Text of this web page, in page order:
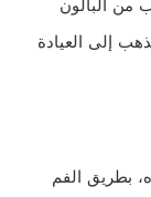
إلى العيادة
بطريق الفم